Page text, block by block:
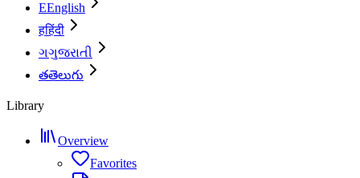
EEnglish
हहिंदी
ગગુજરાતી
తతెలుగు
Library
Overview
Favorites